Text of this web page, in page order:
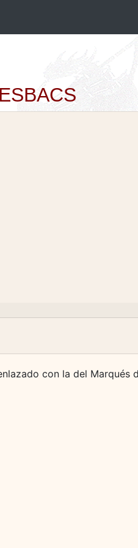
con la del Marqués